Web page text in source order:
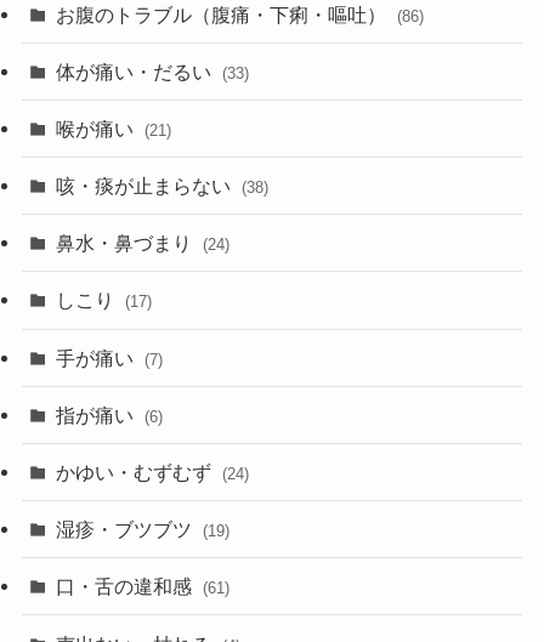
お腹のトラブル（腹痛・下痢・嘔吐） (86)
体が痛い・だるい (33)
喉が痛い (21)
咳・痰が止まらない (38)
鼻水・鼻づまり (24)
しこり (17)
手が痛い (7)
指が痛い (6)
かゆい・むずむず (24)
湿疹・ブツブツ (19)
口・舌の違和感 (61)